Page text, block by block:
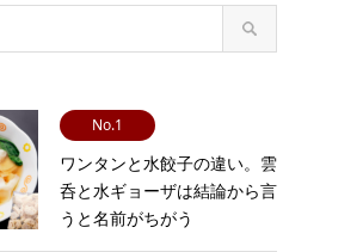
No.1
ワンタンと水餃子の違い。雲
呑と水ギョーザは結論から言
うと名前がちがう